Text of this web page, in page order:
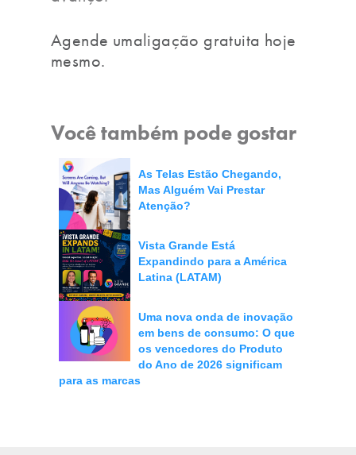
‍Agende umaligação gratuita hoje
mesmo.
Você também pode gostar
As Telas Estão Chegando,
Mas Alguém Vai Prestar
Atenção?
Vista Grande Está
Expandindo para a América
Latina (LATAM)
Uma nova onda de inovação
em bens de consumo: O que
os vencedores do Produto
do Ano de 2026 significam
para as marcas